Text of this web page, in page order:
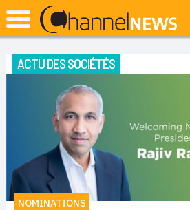
ACTU DES SOCIÉTÉS
NOMINATIONS